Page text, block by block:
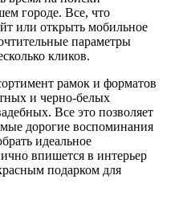
городе. Все, что
или открыть мобильное
параметры
кликов.
рамок и форматов
и черно-белых
Все это позволяет
дорогие воспоминания
идеальное
впишется в интерьер
подарком для